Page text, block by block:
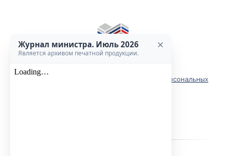
Журнал министра. Июль 2026
Является архивом печатной продукции.
Положение о защите и порядке обработки персональных